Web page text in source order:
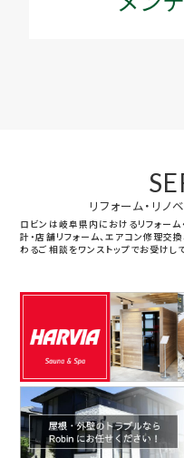
リフォーム・リ
ロビンは岐阜県内におけるリフォーム
計・店舗リフォーム、エアコン修理交
わるご相談をワンストップでお受けして